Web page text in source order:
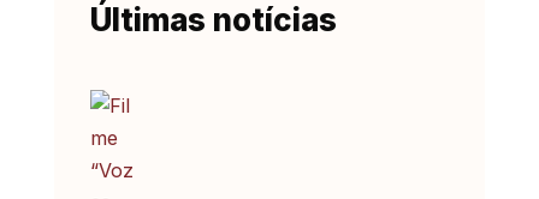
Últimas notícias